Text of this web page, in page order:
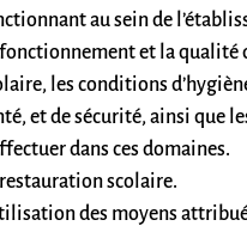
au sein de
et la qualité
les conditions
et de sécurité, ainsi que
dans ces domaines.
scolaire.
des moyens